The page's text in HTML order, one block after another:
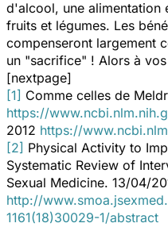
d'alcool, une alimentation
fruits et légumes. Les
compenseront largement
un "sacrifice" ! Alors à
[nextpage]
[1] Comme celles de
https://
2012 https://
[2] Physical Activity to
Systematic Review of
Sexual Medicine. 13/04/
http://
1161(18)30029-1/abstract